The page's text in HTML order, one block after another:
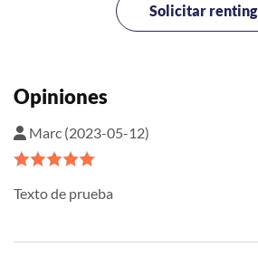
Solicitar renting
Opiniones
Marc (2023-05-12)
Texto de prueba